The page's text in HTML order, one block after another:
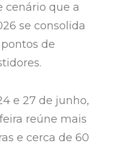
cenário que a
se consolida
de
e 27 de junho,
reúne mais
e cerca de 60